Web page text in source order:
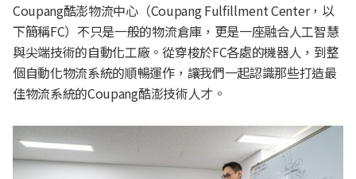
Coupang酷澎物流中心（Coupang Fulfillment Center，以
下簡稱FC）不只是一般的物流倉庫，更是一座融合人工智慧
與尖端技術的自動化工廠。從穿梭於FC各處的機器人，到整
個自動化物流系統的順暢運作，讓我們一起認識那些打造最
佳物流系統的Coupang酷澎技術人才。